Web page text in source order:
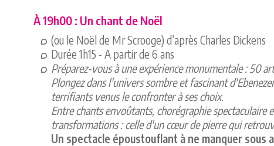
À 19h00 : Un chant de Noël
(ou le Noël de Mr Scrooge) d’après Charles Dickens
Durée 1h15 - A partir de 6 ans
Préparez-vous à une expérience monumentale : 50
Plongez dans l'univers sombre et fascinant
terrifiants venus le confronter à ses choix.
Entre chants envoûtants, chorégraphie spectaculaire
transformations : celle d'un cœur de pierre qui
Un spectacle époustouflant à ne manquer sous